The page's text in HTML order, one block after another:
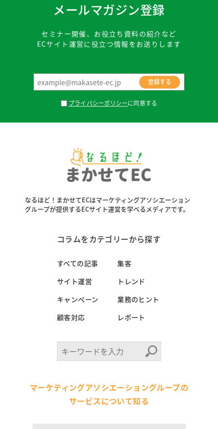
メールマガジン登録
セミナー開催、お役立ち資料の紹介など
ECサイト運営に役立つ情報をお送りします
プライバシーポリシーに同意する
なるほど！まかせてECはマーケティングアソシエーション
グループが提供するECサイト運営を学べるメディアです。
コラムをカテゴリーから探す
すべての記事
集客
サイト運営
トレンド
キャンペーン
業務のヒント
顧客対応
レポート
マーケティングアソシエーショングループの
サービスについて知る